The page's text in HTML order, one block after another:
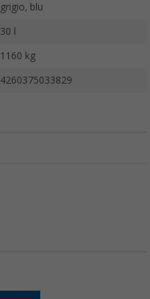
grigio, blu
30 l
1160 kg
4260375033829